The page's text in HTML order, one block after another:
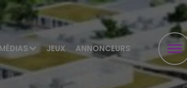
MÉDIAS JEUX ANNONCEURS